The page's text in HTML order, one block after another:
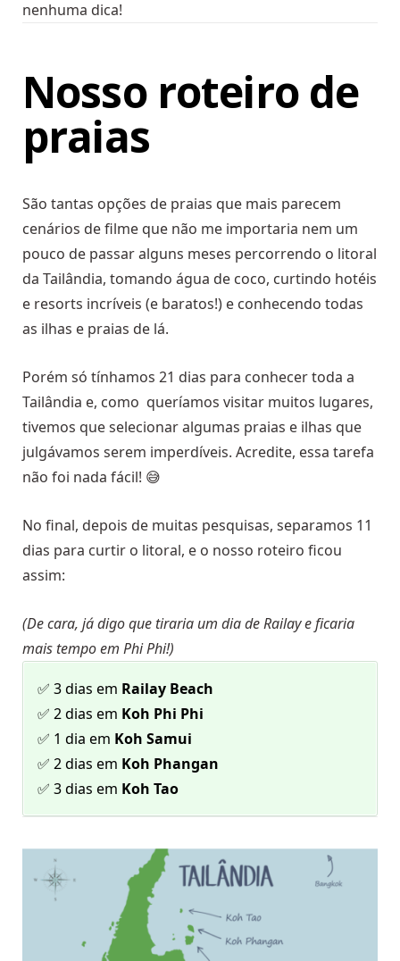
nenhuma dica!
Nosso roteiro de
praias
São tantas opções de praias que mais parecem
cenários de filme que não me importaria nem um
pouco de passar alguns meses percorrendo o litoral
da Tailândia, tomando água de coco, curtindo hotéis
e resorts incríveis (e baratos!) e conhecendo todas
as ilhas e praias de lá.
Porém só tínhamos 21 dias para conhecer toda a
Tailândia e, como queríamos visitar muitos lugares,
tivemos que selecionar algumas praias e ilhas que
julgávamos serem imperdíveis. Acredite, essa tarefa
não foi nada fácil! 😅
No final, depois de muitas pesquisas, separamos 11
dias para curtir o litoral, e o nosso roteiro ficou
assim:
(De cara, já digo que tiraria um dia de Railay e ficaria
mais tempo em Phi Phi!)
✅ 3 dias em Railay Beach
✅ 2 dias em Koh Phi Phi
✅ 1 dia em Koh Samui
✅ 2 dias em Koh Phangan
✅ 3 dias em Koh Tao